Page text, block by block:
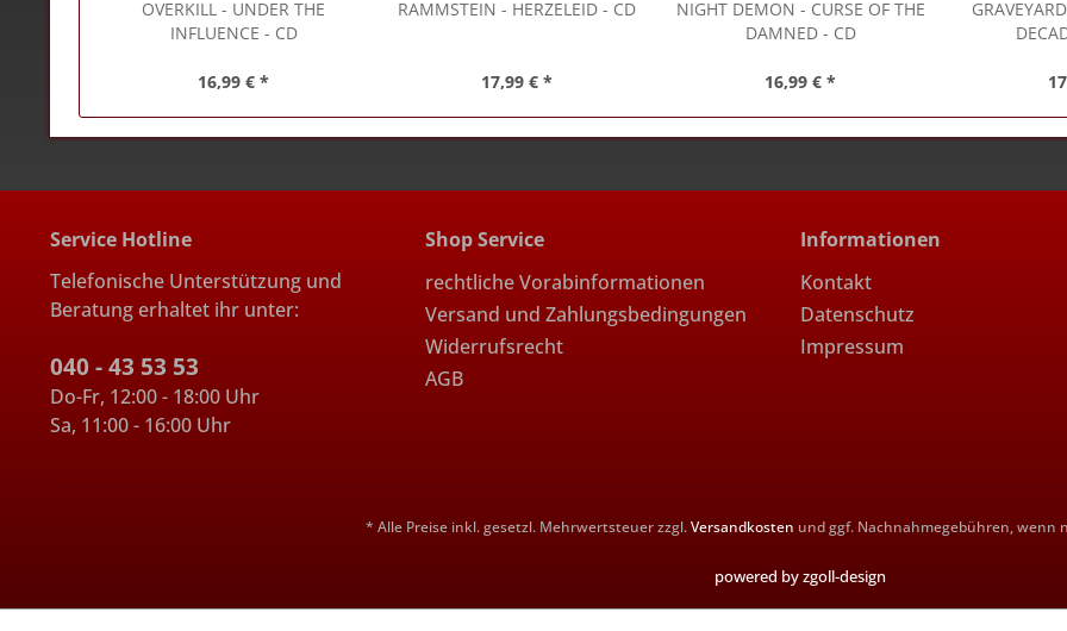
OVERKILL - UNDER THE
INFLUENCE - CD
16,99 € *
RAMMSTEIN - HERZELEID - CD
17,99 € *
NIGHT DEMON - CURSE OF THE
DAMNED - CD
16,99 € *
GRAVEYARD
Service Hotline
Telefonische Unterstützung und
Beratung erhaltet ihr unter:
040 - 43 53 53
Do-Fr, 12:00 - 18:00 Uhr
Sa, 11:00 - 16:00 Uhr
Shop Service
rechtliche Vorabinformationen
Versand und Zahlungsbedingungen
Widerrufsrecht
AGB
Informationen
Kontakt
Datenschutz
Impressum
* Alle Preise inkl. gesetzl. Mehrwertsteuer zzgl.Versandkosten und ggf. Nachnahmegebühren, wenn
powered by zgoll-design